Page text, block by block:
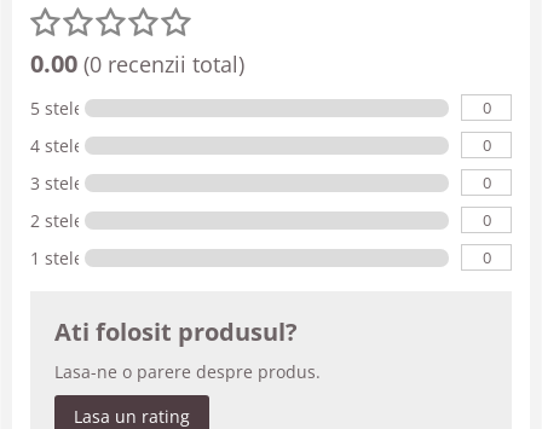
0.00 (0 recenzii total)
5 stele 0
4 stele 0
3 stele 0
2 stele 0
1 stele 0
Ati folosit produsul?
Lasa-ne o parere despre produs.
Lasa un rating